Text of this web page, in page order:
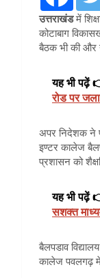
उत्तराखंडमें
कोटाबाग
बैठक भी की और
यह भी पढ़ें
रोड पर
अपर निदेशक ने
इण्टर कालेज
प्रशासन को
यह भी पढ़ें
सशक्त
बैलपडाव
कालेज पवलगढ़ में